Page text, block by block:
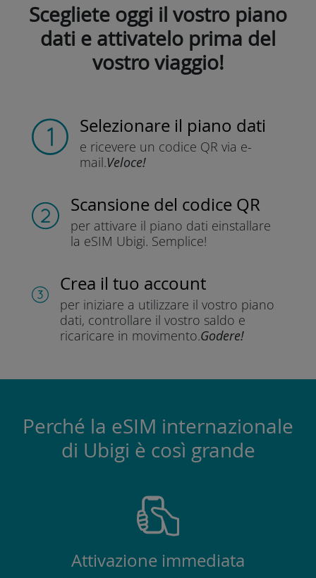
Scegliete oggi il vostro piano
dati e attivatelo prima del
vostro viaggio!
Selezionare il piano dati
e ricevere un codice QR via e-
mail.Veloce!
Scansione del codice QR
per attivare il piano dati einstallare
la eSIM Ubigi. Semplice!
Crea il tuo account
per iniziare a utilizzare il vostro piano
dati, controllare il vostro saldo e
ricaricare in movimento.Godere!
Perché la eSIM internazionale
di Ubigi è così grande
Attivazione immediata